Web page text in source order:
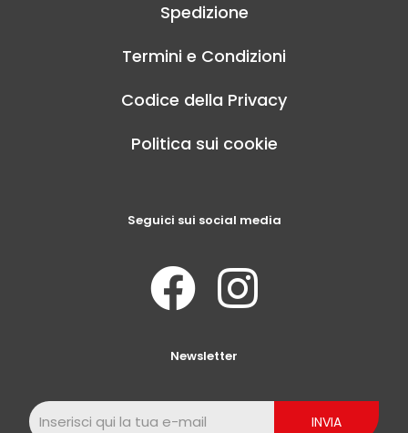
Spedizione
Termini e Condizioni
Codice della Privacy
Politica sui cookie
Seguici sui social media
Newsletter